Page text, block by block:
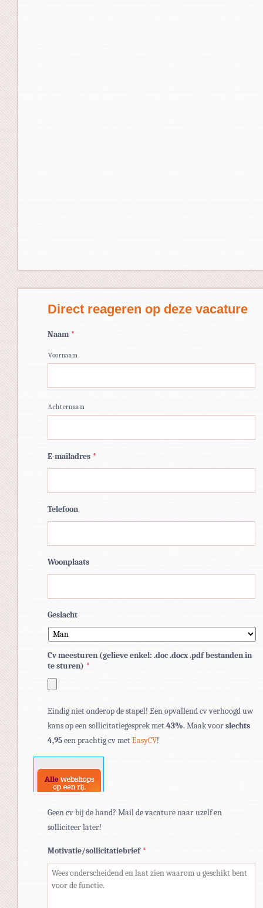
Direct reageren op deze vacature
Naam *
Voornaam
Achternaam
E-mailadres *
Telefoon
Woonplaats
Geslacht
Cv meesturen (gelieve enkel: .doc .docx .pdf bestanden in
te sturen) *
bestandstypen:
pdf,
doc,
docx.
Eindig niet onderop de stapel! Een opvallend cv verhoogd uw
kans op een sollicitatiegesprek met43%. Maak voorslechts
4,95een prachtig cv metEasyCV!
Geen cv bij de hand? Mail de vacature naar uzelf en
solliciteer later!
Motivatie/sollicitatiebrief *